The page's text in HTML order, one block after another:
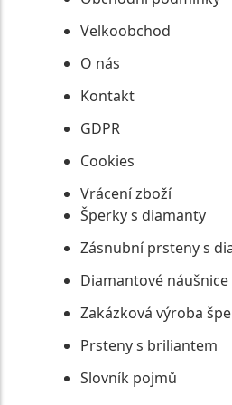
Velkoobchod
O nás
Kontakt
GDPR
Cookies
Vrácení zboží
Šperky s diamanty
Zásnubní prsteny s
Diamantové náušnice
Zakázková výroba
Prsteny s briliantem
Slovník pojmů